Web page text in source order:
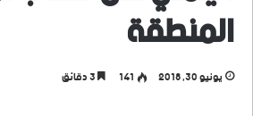
المنطقة
يونيو 30, 2018 141